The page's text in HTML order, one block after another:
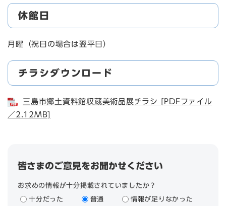
休館日
月曜（祝日の場合は翌平日）
チラシダウンロード
三島市郷土資料館収蔵美術品展チラシ [PDFファイル
／2.12MB]
皆さまのご意見をお聞かせください
お求めの情報が十分掲載されていましたか？
十分だった 普通 情報が足りなかった